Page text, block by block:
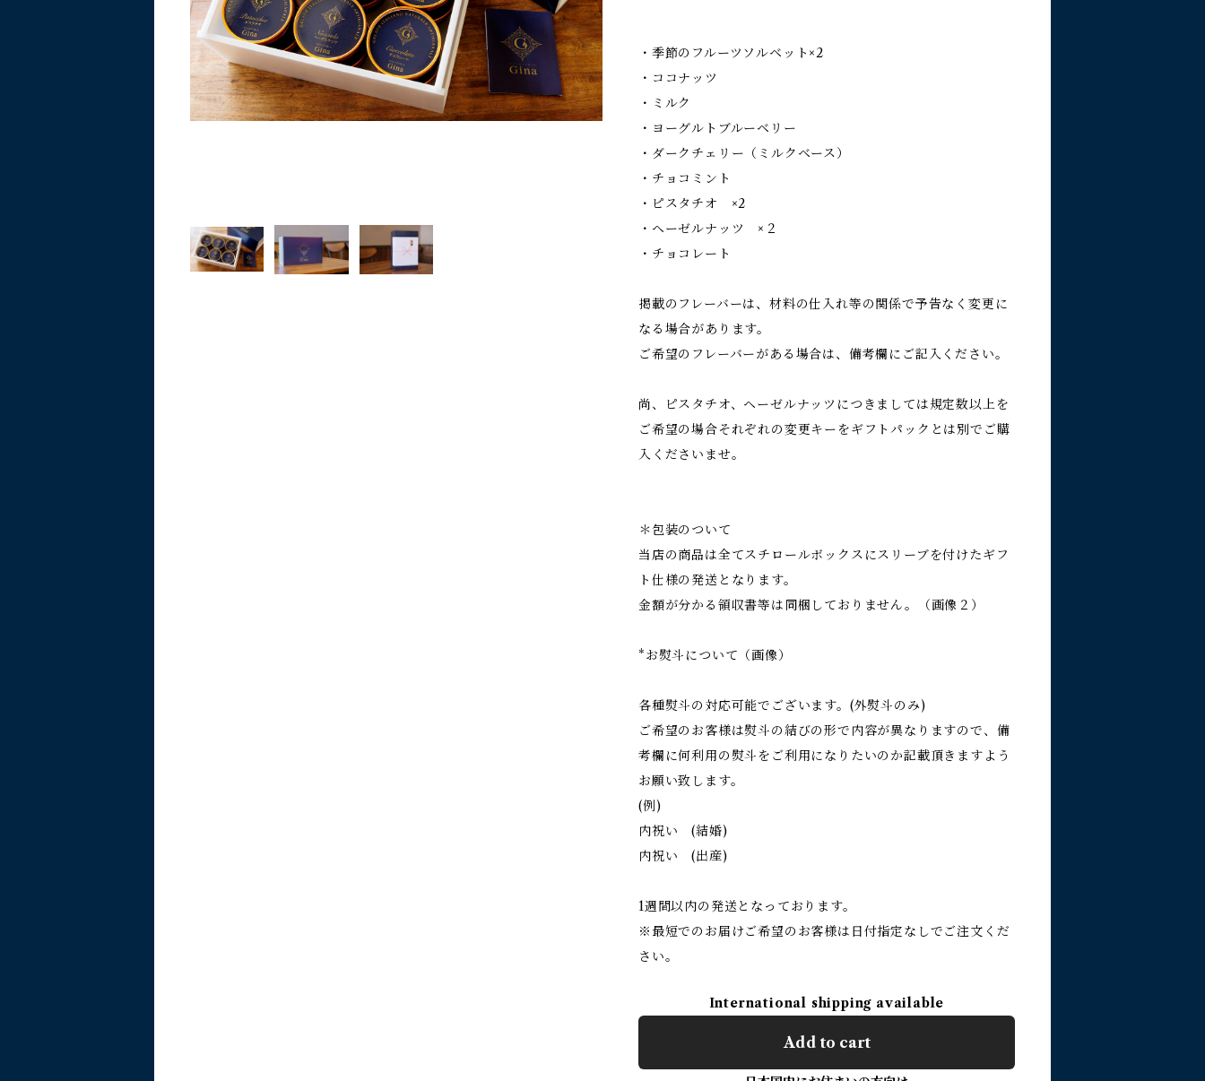
・季節のフルーツソルベット×2
・ココナッツ
・ミルク
・ヨーグルトブルーベリー
・ダークチェリー（ミルクベース）
・チョコミント
・ピスタチオ ×2
・ヘーゼルナッツ ×２
・チョコレート
掲載のフレーバーは、材料の仕入れ等の関係で予告なく変更に
なる場合があります。
ご希望のフレーバーがある場合は、備考欄にご記入ください。
尚、ピスタチオ、ヘーゼルナッツにつきましては規定数以上を
ご希望の場合それぞれの変更キーをギフトパックとは別でご購
入くださいませ。
＊包装のついて
当店の商品は全てスチロールボックスにスリーブを付けたギフ
ト仕様の発送となります。
金額が分かる領収書等は同梱しておりません。（画像２）
*お熨斗について（画像）
各種熨斗の対応可能でございます。(外熨斗のみ)
ご希望のお客様は熨斗の結びの形で内容が異なりますので、備
考欄に何利用の熨斗をご利用になりたいのか記載頂きますよう
お願い致します。
(例)
内祝い (結婚)
内祝い (出産)
1週間以内の発送となっております。
※最短でのお届けご希望のお客様は日付指定なしでご注文くだ
さい。
International shipping available
Add to cart